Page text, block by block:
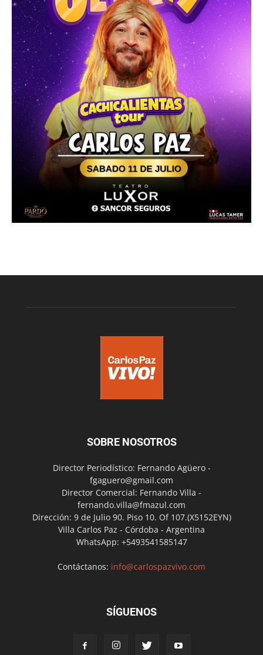
SOBRE NOSOTROS
Director Periodístico: Fernando Agüero -
fgaguero@gmail.com
Director Comercial: Fernando Villa -
fernando.villa@fmazul.com
Dirección: 9 de Julio 90. Piso 10. Of 107.(X5152EYN)
Villa Carlos Paz - Córdoba - Argentina
WhatsApp: +5493541585147
Contáctanos: info@carlospazvivo.com
SÍGUENOS